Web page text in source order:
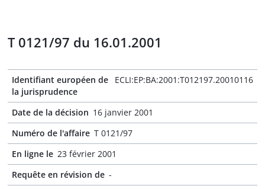
T 0121/97 du 16.01.2001
Identifiant européen de
la jurisprudence
ECLI:EP:BA:2001:T012197.20010116
Date de la décision 16 janvier 2001
Numéro de l'affaire T 0121/97
En ligne le 23 février 2001
Requête en révision de -